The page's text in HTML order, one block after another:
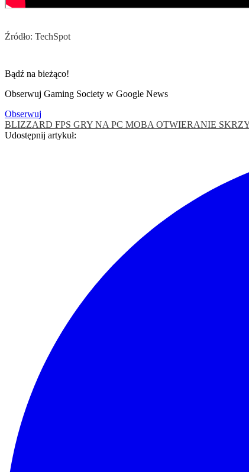
Źródło: TechSpot
Bądź na bieżąco!
Obserwuj Gaming Society w Google News
Obserwuj
BLIZZARD FPS GRY NA PC MOBA OTWIERANIE
Udostępnij artykuł: